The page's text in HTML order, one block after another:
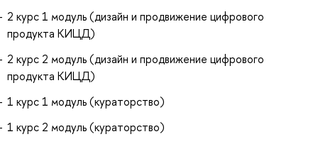
2 курс 1 модуль (дизайн и продвижение цифрового
продукта КИЦД)
2 курс 2 модуль (дизайн и продвижение цифрового
продукта КИЦД)
1 курс 1 модуль (кураторство)
1 курс 2 модуль (кураторство)